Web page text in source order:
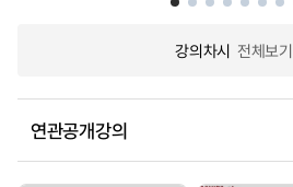
강의차시 전체보기
연관공개강의